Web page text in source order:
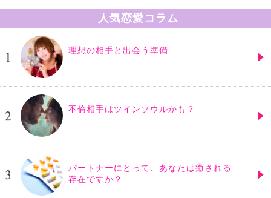
人気恋愛コラム
理想の相手と出会う準備
不倫相手はツインソウルかも？
パートナーにとって、あなたは癒される
存在ですか？